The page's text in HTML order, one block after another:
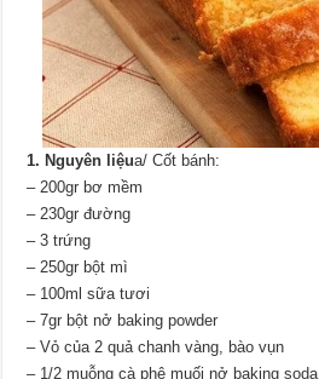
1. Nguyên liệua/ Cốt bánh:
– 200gr bơ mềm
– 230gr đường
– 3 trứng
– 250gr bột mì
– 100ml sữa tươi
– 7gr bột nở baking powder
– Vỏ của 2 quả chanh vàng, bào vụn
– 1/2 muỗng cà phê muối nở baking soda.